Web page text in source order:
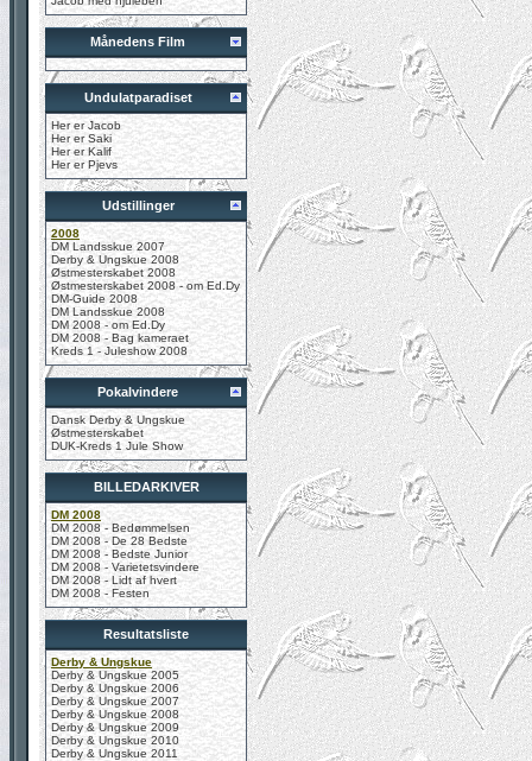
Månedens Film
Undulatparadiset
Her er Jacob
Her er Saki
Her er Kalif
Her er Pjevs
Udstillinger
2008
DM Landsskue 2007
Derby & Ungskue 2008
Østmesterskabet 2008
Østmesterskabet 2008 - om Ed.Dy
DM-Guide 2008
DM Landsskue 2008
DM 2008 - om Ed.Dy
DM 2008 - Bag kameraet
Kreds 1 - Juleshow 2008
Pokalvindere
Dansk Derby & Ungskue
Østmesterskabet
DUK-Kreds 1 Jule Show
BILLEDARKIVER
DM 2008
DM 2008 - Bedømmelsen
DM 2008 - De 28 Bedste
DM 2008 - Bedste Junior
DM 2008 - Varietetsvindere
DM 2008 - Lidt af hvert
DM 2008 - Festen
Resultatsliste
Derby & Ungskue
Derby & Ungskue 2005
Derby & Ungskue 2006
Derby & Ungskue 2007
Derby & Ungskue 2008
Derby & Ungskue 2009
Derby & Ungskue 2010
Derby & Ungskue 2011